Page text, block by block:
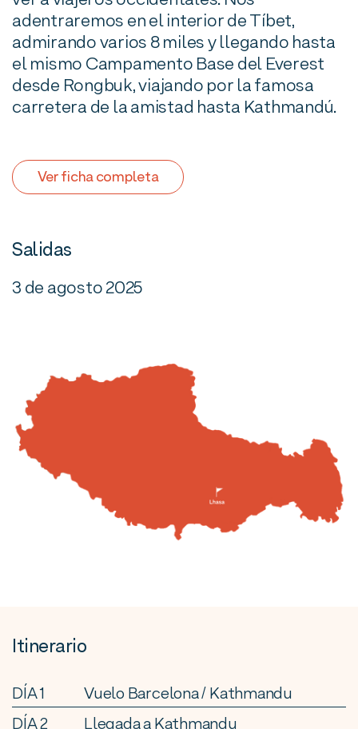
adentraremos en el interior de Tíbet,
admirando varios 8 miles y llegando hasta
el mismo Campamento Base del Everest
desde Rongbuk, viajando por la famosa
carretera de la amistad hasta Kathmandú.
Ver ficha completa
Salidas
3 de agosto 2025
Itinerario
DÍA 1
Vuelo Barcelona / Kathmandu
DÍA 2
Llegada a Kathmandu